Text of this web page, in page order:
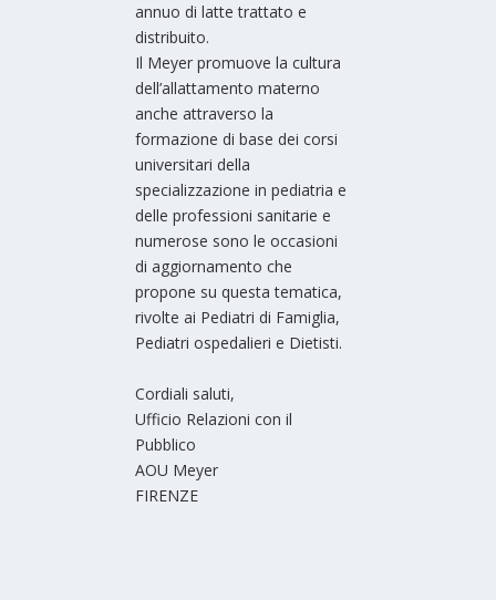
annuo di latte trattato e
distribuito.
Il Meyer promuove la cultura
dell’allattamento materno
anche attraverso la
formazione di base dei corsi
universitari della
specializzazione in pediatria e
delle professioni sanitarie e
numerose sono le occasioni
di aggiornamento che
propone su questa tematica,
rivolte ai Pediatri di Famiglia,
Pediatri ospedalieri e Dietisti.
Cordiali saluti,
Ufficio Relazioni con il
Pubblico
AOU Meyer
FIRENZE